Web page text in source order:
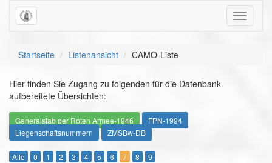
Toggle
Startseite Listenansicht CAMO-Liste
Hier finden Sie Zugang zu folgenden für die Datenbank
aufbereitete Übersichten:
Generalstab der Roten Armee-1946
FPN-1994
Liegenschaftsnummern
ZMSBw-DB
Alle 0 1 2 3 4 5 6 7 8 9